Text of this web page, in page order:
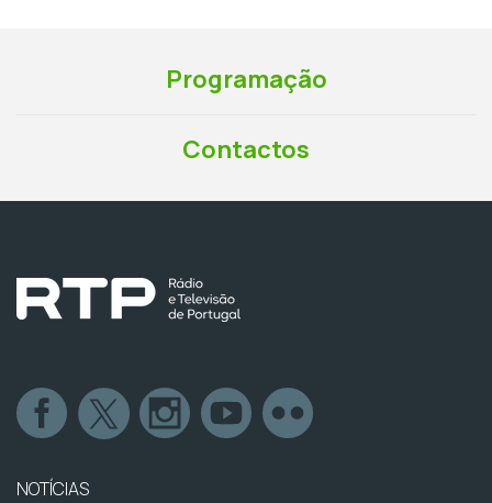
Programação
Contactos
NOTÍCIAS